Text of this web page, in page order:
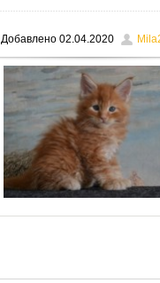
Добавлено02.04.2020